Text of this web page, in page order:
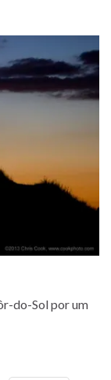
do-Sol por um